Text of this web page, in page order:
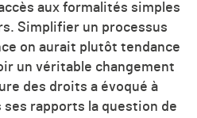
aux formalités simples
Simplifier un processus
on aurait plutôt tendance
un véritable changement
des droits a évoqué à
rapports la question de